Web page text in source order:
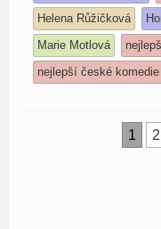
Helena Růžičková
Marie Motlová
nejlepší české komedie
1 2